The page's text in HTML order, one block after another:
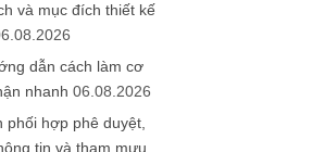
và mục đích thiết kế
dẫn cách làm cơ
nhanh 06.08.2026
phối hợp phê duyệt,
tin và tham mưu